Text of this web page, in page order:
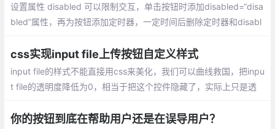
设置属性 disabled 可以限制交互，单击按钮时添加disabled=“disa
bled”属性，再为按钮添加定时器，一定时间后删除定时器和disabl
css实现input file上传按钮自定义样式
input file的样式不能直接用css来美化，我们可以曲线救国，把inpu
t file的透明度降低为0，相当于把这个控件隐藏了，实际上只是透
你的按钮到底在帮助用户还是在误导用户？